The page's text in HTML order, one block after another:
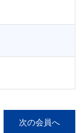
次の会員へ